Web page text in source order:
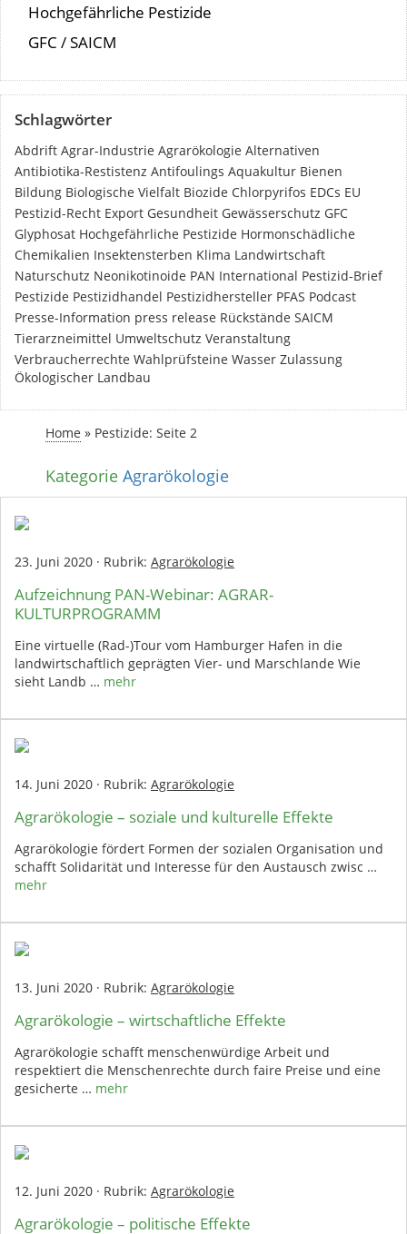
Hochgefährliche Pestizide
GFC / SAICM
Schlagwörter
Abdrift Agrar-Industrie Agrarökologie Alternativen
Antibiotika-Restistenz Antifoulings Aquakultur Bienen
Bildung Biologische Vielfalt Biozide Chlorpyrifos EDCs EU
Pestizid-Recht Export Gesundheit Gewässerschutz GFC
Glyphosat Hochgefährliche Pestizide Hormonschädliche
Chemikalien Insektensterben Klima Landwirtschaft
Naturschutz Neonikotinoide PAN International Pestizid-Brief
Pestizide Pestizidhandel Pestizidhersteller PFAS Podcast
Presse-Information press release Rückstände SAICM
Tierarzneimittel Umweltschutz Veranstaltung
Verbraucherrechte Wahlprüfsteine Wasser Zulassung
Ökologischer Landbau
Home » Pestizide: Seite 2
Kategorie Agrarökologie
23. Juni 2020 · Rubrik: Agrarökologie
Aufzeichnung PAN-Webinar: AGRAR-
KULTURPROGRAMM
Eine virtuelle (Rad-)Tour vom Hamburger Hafen in die
landwirtschaftlich geprägten Vier- und Marschlande Wie
sieht Landb … mehr
14. Juni 2020 · Rubrik: Agrarökologie
Agrarökologie – soziale und kulturelle Effekte
Agrarökologie fördert Formen der sozialen Organisation und
schafft Solidarität und Interesse für den Austausch zwisc …
mehr
13. Juni 2020 · Rubrik: Agrarökologie
Agrarökologie – wirtschaftliche Effekte
Agrarökologie schafft menschenwürdige Arbeit und
respektiert die Menschenrechte durch faire Preise und eine
gesicherte … mehr
12. Juni 2020 · Rubrik: Agrarökologie
Agrarökologie – politische Effekte